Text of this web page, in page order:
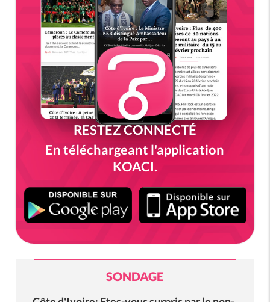
RESTEZ CONNECTÉ
En téléchargeant l'application
KOACI.
SONDAGE